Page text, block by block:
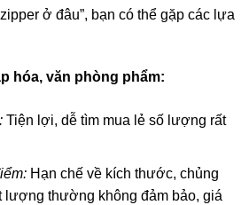
ở đâu”, bạn có thể gặp các lựa
hóa, văn phòng phẩm:
Tiện lợi, dễ tìm mua lẻ số lượng rất
Hạn chế về kích thước, chủng
lượng thường không đảm bảo, giá